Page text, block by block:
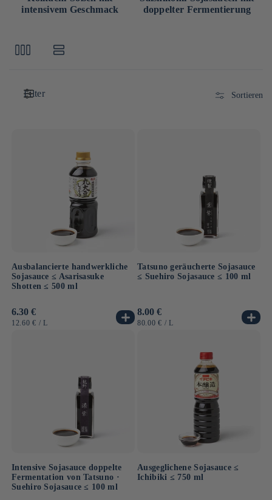
intensivem Geschmack
doppelter Fermentierung
Filter Sortieren
Ausbalancierte handwerkliche
Sojasauce ≤ Asarisasuke
Shotten ≤ 500 ml
Normaler
Preis
6.30 €
GRUNDPREIS
12.60 € / PRO
L
Tatsuno geräucherte Sojasauce
≤ Suehiro Sojasauce ≤ 100 ml
Normaler
Preis
8.00 €
GRUNDPREIS
80.00 € / PRO
L
Intensive Sojasauce doppelte
Fermentation von Tatsuno ·
Suehiro Sojasauce ≤ 100 ml
Ausgeglichene Sojasauce ≤
Ichibiki ≤ 750 ml